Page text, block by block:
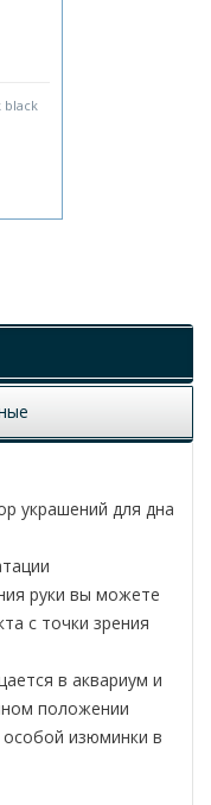
black
украшений для дна
руки вы можете
с точки зрения
в аквариум и
положении
особой изюминки в